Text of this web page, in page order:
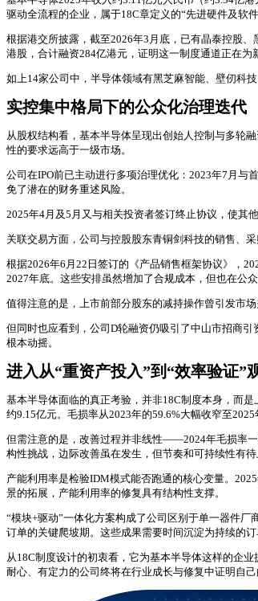
驱动全流程的企业，属于18C章定义的“先进硬件及软
根据港交所披露，截至2026年3月底，已有晶泰控股
港股，合计融资284亿港元，证明这一制度通道正在为
如上14家公司中，半导体领域有黑芝麻智能、壁仞科
实控集中格局下的公众化治理迭代
从股权结构看，基本半导体呈现出创始人控制与多轮
性的要求远高于一级市场。
公司在IPO前已主动进行多项治理优化：2023年7月
免了潜在的财务重述风险。
2025年4月及5月又与相关投资者签订终止协议，使其
关联交易方面，公司与控股股东青铜剑科技的销售、
根据2026年6月22日签订的《产品销售框架协议》，
2027年底。这些安排虽然增加了合规成本，但也在公
值得注意的是，上市前部分股东的减持操作曾引发市
但同时也应看到，公司D轮融资仍吸引了中山市招商
根本动摇。
进入从“重资产投入”到“效率验证”
基本半导体面临的真正考验，并非18C制度本身，而
约9.15亿元。毛损率从2023年的59.6%大幅收窄至
但需注意的是，改善过程并非线性——2024年毛损率
构性挑战，边际改善虽在发生，但节奏和可持续性有待
产能利用率是检验IDM模式能否跑通的核心变量。
景的拓展，产能利用率的修复具有结构性支撑。
“模块+驱动”一体化方案构成了公司区别于单一器件
订单的关键爬坡期。这些成果需要时间沉淀为持续的
从18C制度设计的初衷看，它为基本半导体这样的企
耐心、有定力的公司终将在行业成长与修复中证明自己